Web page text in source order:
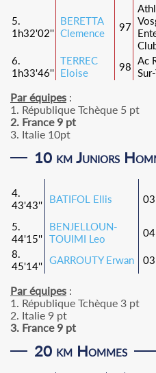
5.
1h32'02''
BERETTA
Clemence
97
6.
1h33'46''
TERREC
Eloise
98 Ac
Par équipes :
1. République Tchèque 5 pt
2. France 9 pt
3. Italie 10pt
10 km Juniors
4.
43'43''
BATIFOL Ellis 03
5.
44'15''
BENJELLOUN-
TOUIMI Leo
04
8.
45'14'' GARROUTY Erwan 03
Par équipes :
1. République Tchèque 3 pt
2. Italie 9 pt
3. France 9 pt
20 km Hommes